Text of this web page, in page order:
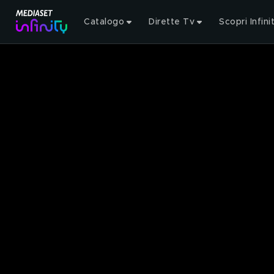
Catalogo Dirette Tv Scopri